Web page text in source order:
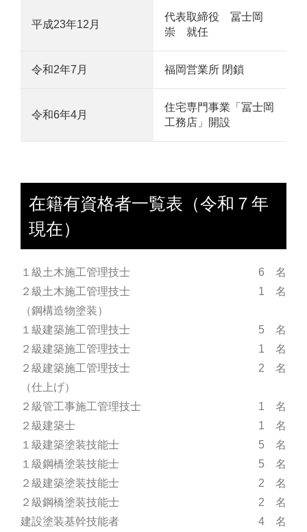
平成23年12月
代表取締役 冨士岡
崇 就任
令和2年7月 福岡営業所 閉鎖
令和6年4月
住宅専門事業「冨士岡
工務店」開設
在籍有資格者一覧表（令和７年
現在）
１級土木施工管理技士
２級土木施工管理技士
（鋼構造物塗装）
１級建築施工管理技士
２級建築施工管理技士
２級建築施工管理技士
（仕上げ）
２級管工事施工管理技士
２級建築士
１級建築塗装技能士
１級鋼橋塗装技能士
２級建築塗装技能士
２級鋼橋塗装技能士
建設塗装基幹技能者
6 名
1 名
5 名
1 名
2 名
1 名
1 名
5 名
5 名
2 名
2 名
4 名